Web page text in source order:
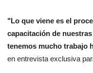
"Lo que viene es el
capacitación de
tenemos mucho trabajo
en entrevista exclusiva